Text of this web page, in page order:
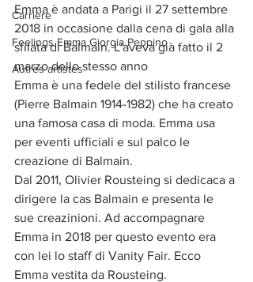
Carrière
Feelings Emma Giorgia Peppino
Autres artistes
Emma è andata a Parigi il 27 settembre
2018 in occasione dalla cena di gala alla
sfilata di Balmain. L'aveva già fatto il 2
marzo dello stesso anno
Emma è una fedele del stilisto francese
(Pierre Balmain 1914-1982) che ha creato
una famosa casa di moda. Emma usa
per eventi ufficiali e sul palco le
creazione di Balmain.
Dal 2011, Olivier Rousteing si dedicaca a
dirigere la cas Balmain e presenta le
sue creazinioni. Ad accompagnare
Emma in 2018 per questo evento era
con lei lo staff di Vanity Fair. Ecco
Emma vestita da Rousteing.